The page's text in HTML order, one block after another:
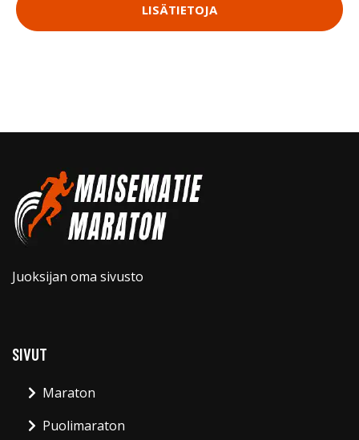
LISÄTIETOJA
Juoksijan oma sivusto
SIVUT
Maraton
Puolimaraton